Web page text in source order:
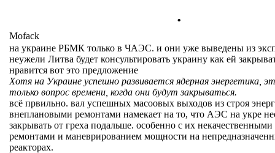
.
Mofack
на украине РБМК только в ЧАЭС. и они уже выведены из
неужели Литва будет консультировать украину как ей
нравится вот это предложение
Хотя на Украине успешно развивается ядерная энергетика,
только вопрос времени, когда они будут закрываться.
всё првильно. вал успешных масоовых выходов из строя
внеплановыми ремонтами намекает на то, что АЭС на укре
закрывать от греха подальше. особенно с их
ремонтами и маневрированием мощности на
реакторах.